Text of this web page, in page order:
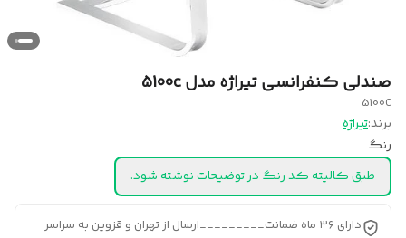
صندلی کنفرانسی تیراژه مدل 5100c
5100C
برند:تیراژه
رنگ
طبق کالیته کد رنگ در توضیحات نوشته شود.
دارای ۳۶ ماه ضمانت_________ارسال از تهران و قزوین به سراسر